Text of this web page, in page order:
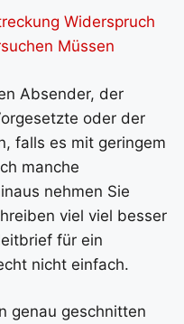
Widerspruch
Müssen
Absender, der
oder der
falls es mit geringem
manche
nehmen Sie
viel viel besser
für ein
nicht einfach.
genau geschnitten